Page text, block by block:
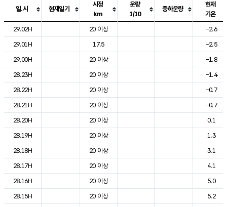
도시별 기상실황표로 지점, 날씨, 기온, 강수, 바람, 기압등을 안내한 표입
일.시 현재일기
시정
km
운량
1/10
중하운량
현재
기온
29.02H
20 이상
-2.6
29.01H
17.5
-2.5
29.00H
20 이상
-1.8
28.23H
20 이상
-1.4
28.22H
20 이상
-0.7
28.21H
20 이상
-0.7
28.20H
20 이상
0.1
28.19H
20 이상
1.3
28.18H
20 이상
3.1
28.17H
20 이상
4.1
28.16H
20 이상
5.0
28.15H
20 이상
5.2